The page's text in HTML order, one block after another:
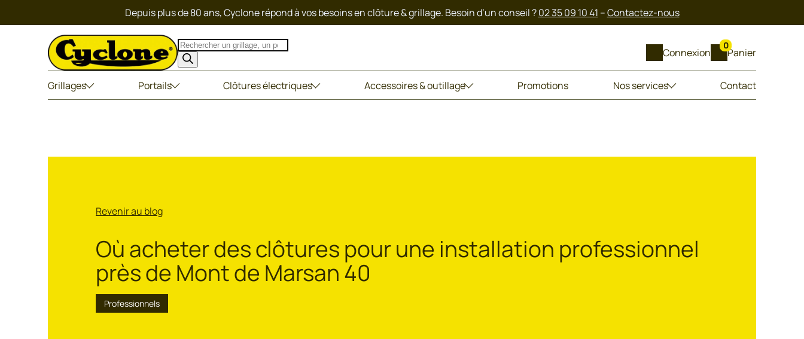
Depuis plus de 80 ans, Cyclone répond à vos besoins en clôture & grillage. Besoin d’un conseil ?02 35 09 10 41 –Contactez-nous
Recherche
de
produits
Connexion Panier
0
Grillages Portails Clôtures électriques Accessoires & outillage Promotions Nos services Contact
Revenir au blog
Où acheter des clôtures pour une installation professionnel
près de Mont de Marsan 40
Professionnels